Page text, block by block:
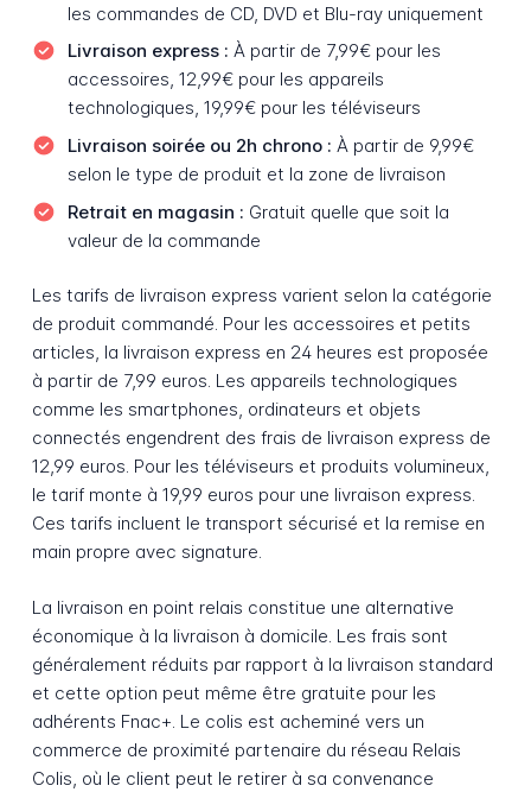
les commandes de CD, DVD et Blu-ray uniquement
Livraison express : À partir de 7,99€ pour les
accessoires, 12,99€ pour les appareils
technologiques, 19,99€ pour les téléviseurs
Livraison soirée ou 2h chrono : À partir de 9,99€
selon le type de produit et la zone de livraison
Retrait en magasin : Gratuit quelle que soit la
valeur de la commande
Les tarifs de livraison express varient selon la catégorie
de produit commandé. Pour les accessoires et petits
articles, la livraison express en 24 heures est proposée
à partir de 7,99 euros. Les appareils technologiques
comme les smartphones, ordinateurs et objets
connectés engendrent des frais de livraison express de
12,99 euros. Pour les téléviseurs et produits volumineux,
le tarif monte à 19,99 euros pour une livraison express.
Ces tarifs incluent le transport sécurisé et la remise en
main propre avec signature.
La livraison en point relais constitue une alternative
économique à la livraison à domicile. Les frais sont
généralement réduits par rapport à la livraison standard
et cette option peut même être gratuite pour les
adhérents Fnac+. Le colis est acheminé vers un
commerce de proximité partenaire du réseau Relais
Colis, où le client peut le retirer à sa convenance